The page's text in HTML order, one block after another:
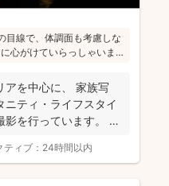
目線で、体調面も考慮しな
心がけていらっしゃいま
ル。地元・伊豆の景色を
記念日も旅行の思い出
い！
アを中心に、 家族写
ティ・ライフスタイ
を行っています。
ィブ： 24時間以内